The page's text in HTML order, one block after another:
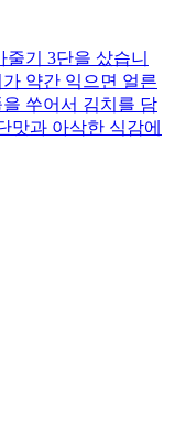
기 3단을 샀습니
약간 익으면 얼른
쑤어서 김치를 담
맛과 아삭한 식감에